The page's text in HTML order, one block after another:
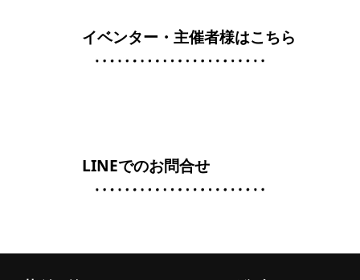
イベンター・主催者様はこちら
LINEでのお問合せ